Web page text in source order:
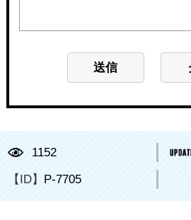
1152
【ID】 P-7705